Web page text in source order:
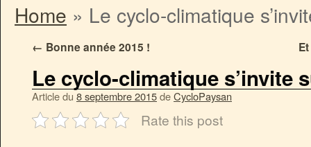
Home » Le cyclo-climatique
← Bonne année 2015 !
Le cyclo-climatique s’invite
Article du 8 septembre 2015deCycloPaysan
Rate this post